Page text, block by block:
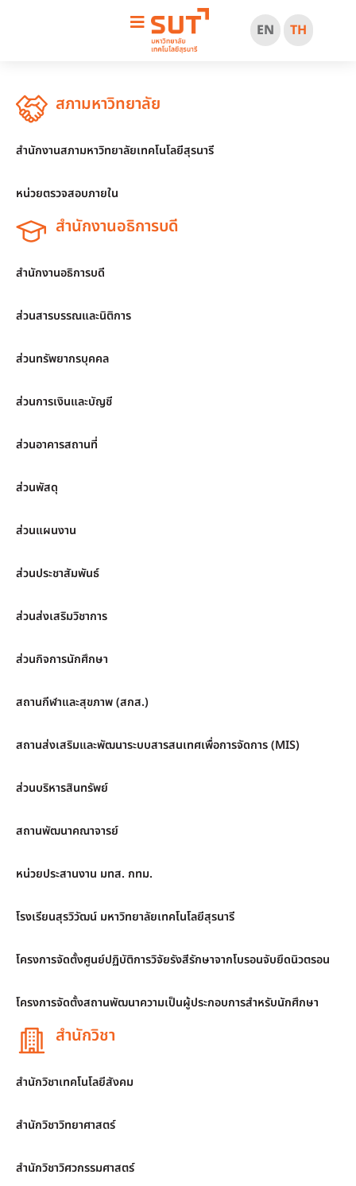
EN TH
สภามหาวิทยาลัย
สำนักงานสภามหาวิทยาลัยเทคโนโลยีสุรนารี
หน่วยตรวจสอบภายใน
สำนักงานอธิการบดี
สำนักงานอธิการบดี
ส่วนสารบรรณและนิติการ
ส่วนทรัพยากรบุคคล
ส่วนการเงินและบัญชี
ส่วนอาคารสถานที่
ส่วนพัสดุ
ส่วนแผนงาน
ส่วนประชาสัมพันธ์
ส่วนส่งเสริมวิชาการ
ส่วนกิจการนักศึกษา
สถานกีฬาและสุขภาพ (สกส.)
สถานส่งเสริมและพัฒนาระบบสารสนเทศเพื่อการจัดการ (MIS)
ส่วนบริหารสินทรัพย์
สถานพัฒนาคณาจารย์
หน่วยประสานงาน มทส. กทม.
โรงเรียนสุรวิวัฒน์ มหาวิทยาลัยเทคโนโลยีสุรนารี
โครงการจัดตั้งศูนย์ปฏิบัติการวิจัยรังสีรักษาจากโบรอนจับยึดนิวตรอน
โครงการจัดตั้งสถานพัฒนาความเป็นผู้ประกอบการสำหรับนักศึกษา
สำนักวิชา
สำนักวิชาเทคโนโลยีสังคม
สำนักวิชาวิทยาศาสตร์
สำนักวิชาวิศวกรรมศาสตร์